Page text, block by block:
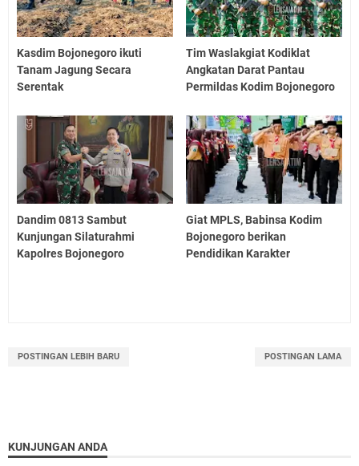
Kasdim Bojonegoro ikuti
Tanam Jagung Secara
Serentak
Tim Waslakgiat Kodiklat
Angkatan Darat Pantau
Permildas Kodim Bojonegoro
Dandim 0813 Sambut
Kunjungan Silaturahmi
Kapolres Bojonegoro
Giat MPLS, Babinsa Kodim
Bojonegoro berikan
Pendidikan Karakter
POSTINGAN LEBIH BARU POSTINGAN LAMA
KUNJUNGAN ANDA